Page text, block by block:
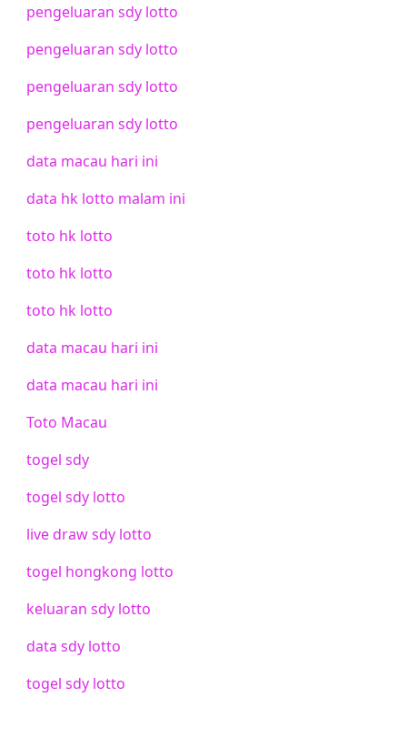
pengeluaran sdy lotto
pengeluaran sdy lotto
pengeluaran sdy lotto
pengeluaran sdy lotto
data macau hari ini
data hk lotto malam ini
toto hk lotto
toto hk lotto
toto hk lotto
data macau hari ini
data macau hari ini
Toto Macau
togel sdy
togel sdy lotto
live draw sdy lotto
togel hongkong lotto
keluaran sdy lotto
data sdy lotto
togel sdy lotto